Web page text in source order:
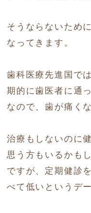
そうならないため
なってきます。
歯科医療先進国で
期的に歯医者に通
なので、歯が痛く
治療もしないのに
思う方もいるかも
ですが、定期健診
べて低いというデ